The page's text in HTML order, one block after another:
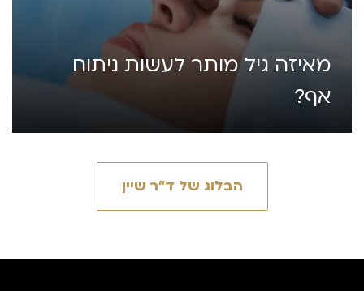
מאיזה גיל מותר לעשות ניתוח
אף?
הבלוג של ד״ר שיין